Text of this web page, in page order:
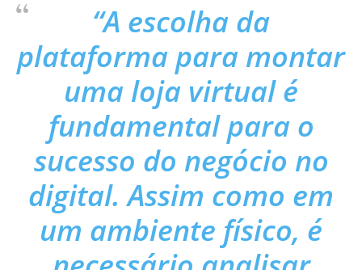
“A escolha da
plataforma para montar
uma loja virtual é
fundamental para o
sucesso do negócio no
digital. Assim como em
um ambiente físico, é